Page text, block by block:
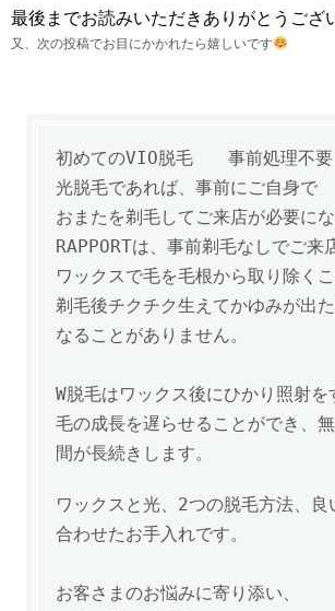
最後までお読みいただきありがとうござ
又、次の投稿でお目にかかれたら嬉しいです
初めてのVIO脱毛 事前処理不要
光脱毛であれば、事前にご自身で
おまたを剃毛してご来店が必要にな
RAPPORTは、事前剃毛なしでご来
ワックスで毛を毛根から取り除くこ
剃毛後チクチク生えてかゆみが出
なることがありません。
W脱毛はワックス後にひかり照射を
毛の成長を遅らせることができ、
間が長続きします。
ワックスと光、2つの脱毛方法、良
合わせたお手入れです。
お客さまのお悩みに寄り添い、